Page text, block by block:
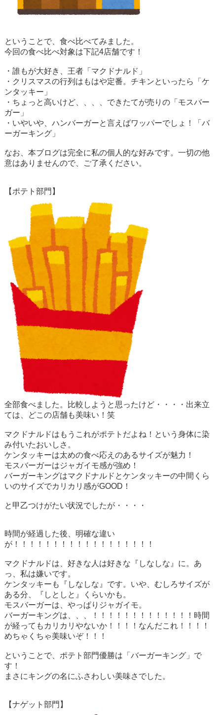
ということで、食べ比べてみました。
今回の食べ比べ対象は下記4店舗です！
・誰もが大好き、王者「マクドナルド」
・クリスマスの行列はもはや定番。チキンといったら「ケ
ンタッキー」
・ちょっと高いけど、、、、できたてが売りの「モスバー
ガー」
・いやいや、ハンバーガーと言えばワッパーでしょ！「バ
ーガーキング」
なお、本ブログは完全に私の個人的な好みです。一切の他
意はありませんので、ご了承ください。
【ポテト部門】
全部食べました。比較しようと思ったけど・・・・出来立
ては、どこの店舗も美味い！笑
マクドナルドはもうこれがポテトだよね！という身体に染
み付いたおいしさ。
ケンタッキーは太めの食べ応えのあるサイズが魅力！
モスバーガーはジャガイモ感が強め！
バーガーキングはマクドナルドとケンタッキーの中間くら
いのサイズでカリカリ感がGOOD ！
と甲乙つけがたい状況でしたが・・・・
時間が経過した後、明確な違い
が！！！！！！！！！！！！！！！！！！
マクドナルドは、好きな人は好きな『しなしな』に。あ
っ、私は嫌いです。
ケンタッキーも『しなしな』です。いや、むしろサイズが
ある分、『しとしと』くらいかも。
モスバーガーは、やっぱりジャガイモ。
バーガーキングは、、、！！！！！！！！！！！！！時間
が経ってもカリカリやないか！！！！なんだこれ！！！！
めちゃくちゃ美味いぞ！！！
ということで、ポテト部門優勝は「バーガーキング」で
す！
まさにキングの名にふさわしい美味さでした。
【ナゲット部門】